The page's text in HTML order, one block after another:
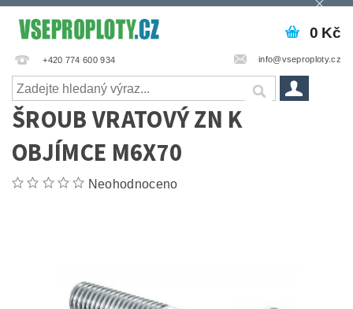
+420 774 600 934 info@vseproploty.cz
0 Kč
ŠROUB VRATOVÝ ZN K
OBJÍMCE M6X70
Neohodnoceno